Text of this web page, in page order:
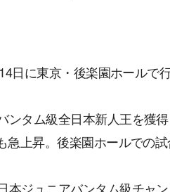
日に東京・後楽園ホールで
タム級全日本新人王を獲
急上昇。後楽園ホールでの
ジュニアバンタム級チャ